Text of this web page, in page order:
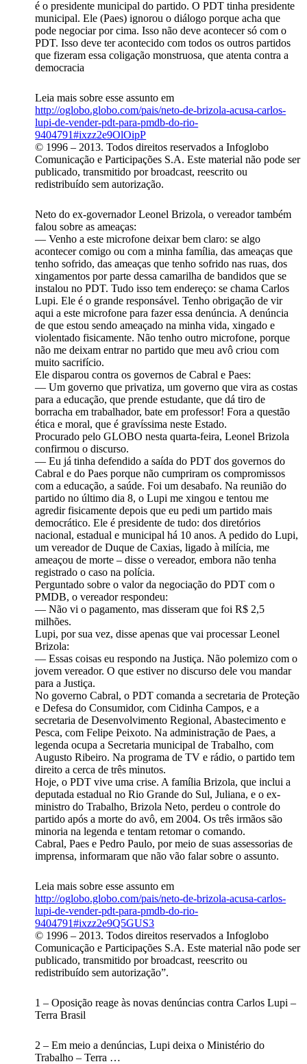
é o presidente municipal do partido. O PDT tinha presidente
municipal. Ele (Paes) ignorou o diálogo porque acha que
pode negociar por cima. Isso não deve acontecer só com o
PDT. Isso deve ter acontecido com todos os outros partidos
que fizeram essa coligação monstruosa, que atenta contra a
democracia
Leia mais sobre esse assunto em
http://oglobo.globo.com/pais/neto-de-brizola-acusa-carlos-
lupi-de-vender-pdt-para-pmdb-do-rio-
9404791#ixzz2e9OlOipP
© 1996 – 2013. Todos direitos reservados a Infoglobo
Comunicação e Participações S.A. Este material não pode ser
publicado, transmitido por broadcast, reescrito ou
redistribuído sem autorização.
Neto do ex-governador Leonel Brizola, o vereador também
falou sobre as ameaças:
— Venho a este microfone deixar bem claro: se algo
acontecer comigo ou com a minha família, das ameaças que
tenho sofrido, das ameaças que tenho sofrido nas ruas, dos
xingamentos por parte dessa camarilha de bandidos que se
instalou no PDT. Tudo isso tem endereço: se chama Carlos
Lupi. Ele é o grande responsável. Tenho obrigação de vir
aqui a este microfone para fazer essa denúncia. A denúncia
de que estou sendo ameaçado na minha vida, xingado e
violentado fisicamente. Não tenho outro microfone, porque
não me deixam entrar no partido que meu avô criou com
muito sacrifício.
Ele disparou contra os governos de Cabral e Paes:
— Um governo que privatiza, um governo que vira as costas
para a educação, que prende estudante, que dá tiro de
borracha em trabalhador, bate em professor! Fora a questão
ética e moral, que é gravíssima neste Estado.
Procurado pelo GLOBO nesta quarta-feira, Leonel Brizola
confirmou o discurso.
— Eu já tinha defendido a saída do PDT dos governos do
Cabral e do Paes porque não cumpriram os compromissos
com a educação, a saúde. Foi um desabafo. Na reunião do
partido no último dia 8, o Lupi me xingou e tentou me
agredir fisicamente depois que eu pedi um partido mais
democrático. Ele é presidente de tudo: dos diretórios
nacional, estadual e municipal há 10 anos. A pedido do Lupi,
um vereador de Duque de Caxias, ligado à milícia, me
ameaçou de morte – disse o vereador, embora não tenha
registrado o caso na polícia.
Perguntado sobre o valor da negociação do PDT com o
PMDB, o vereador respondeu:
— Não vi o pagamento, mas disseram que foi R$ 2,5
milhões.
Lupi, por sua vez, disse apenas que vai processar Leonel
Brizola:
— Essas coisas eu respondo na Justiça. Não polemizo com o
jovem vereador. O que estiver no discurso dele vou mandar
para a Justiça.
No governo Cabral, o PDT comanda a secretaria de Proteção
e Defesa do Consumidor, com Cidinha Campos, e a
secretaria de Desenvolvimento Regional, Abastecimento e
Pesca, com Felipe Peixoto. Na administração de Paes, a
legenda ocupa a Secretaria municipal de Trabalho, com
Augusto Ribeiro. Na programa de TV e rádio, o partido tem
direito a cerca de três minutos.
Hoje, o PDT vive uma crise. A família Brizola, que inclui a
deputada estadual no Rio Grande do Sul, Juliana, e o ex-
ministro do Trabalho, Brizola Neto, perdeu o controle do
partido após a morte do avô, em 2004. Os três irmãos são
minoria na legenda e tentam retomar o comando.
Cabral, Paes e Pedro Paulo, por meio de suas assessorias de
imprensa, informaram que não vão falar sobre o assunto.
Leia mais sobre esse assunto em
http://oglobo.globo.com/pais/neto-de-brizola-acusa-carlos-
lupi-de-vender-pdt-para-pmdb-do-rio-
9404791#ixzz2e9Q5GUS3
© 1996 – 2013. Todos direitos reservados a Infoglobo
Comunicação e Participações S.A. Este material não pode ser
publicado, transmitido por broadcast, reescrito ou
redistribuído sem autorização”.
1 – Oposição reage às novas denúncias contra Carlos Lupi –
Terra Brasil
2 – Em meio a denúncias, Lupi deixa o Ministério do
Trabalho – Terra …